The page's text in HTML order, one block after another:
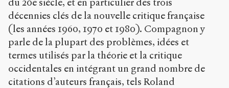
décennies clés de la nouvelle critique française
(les années 1960, 1970 et 1980). Compagnon y
parle de la plupart des problèmes, idées et
termes utilisés par la théorie et la critique
occidentales en intégrant un grand nombre de
citations d’auteurs français, tels Roland